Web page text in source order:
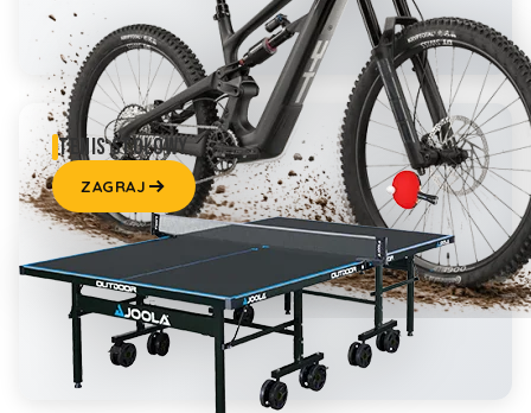
TENIS STOŁOWY
ZAGRAJ